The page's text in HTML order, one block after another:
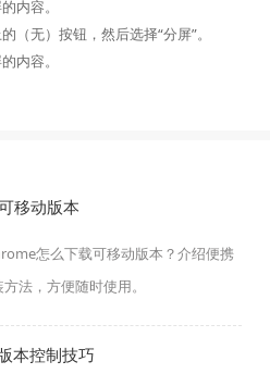
内容。
（无）按钮，然后选择“分屏”。
内容。
移动版本
怎么下载可移动版本？介绍便携
法，方便随时使用。
本控制技巧